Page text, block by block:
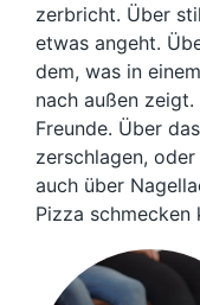
zerbricht. Über
etwas angeht.
dem, was in
nach außen
Freunde. Über
zerschlagen,
auch über
Pizza schmecken